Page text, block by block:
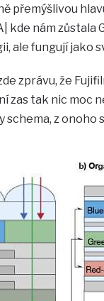
přemýšlivou
kde nám
ale fungují jako
zprávu, že
zas tak nic moc
schema, z onoho